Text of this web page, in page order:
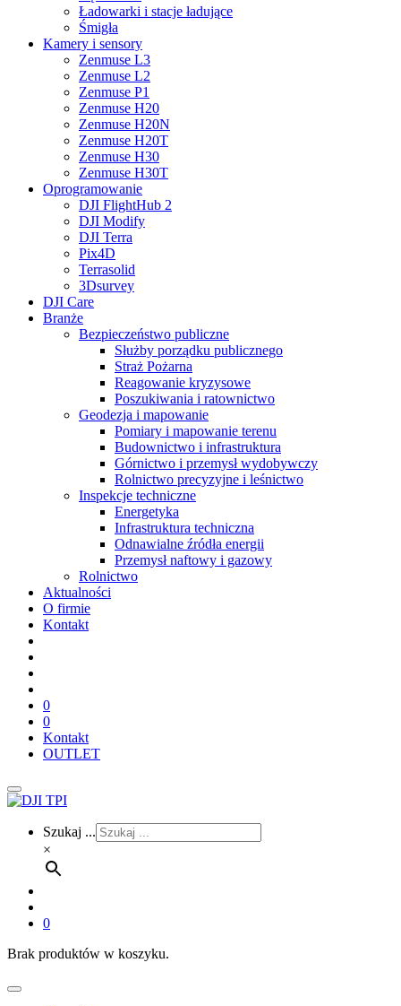
Ładowarki i stacje ładujące
Śmigła
Kamery i sensory
Zenmuse L3
Zenmuse L2
Zenmuse P1
Zenmuse H20
Zenmuse H20N
Zenmuse H20T
Zenmuse H30
Zenmuse H30T
Oprogramowanie
DJI FlightHub 2
DJI Modify
DJI Terra
Pix4D
Terrasolid
3Dsurvey
DJI Care
Branże
Bezpieczeństwo publiczne
Służby porządku publicznego
Straż Pożarna
Reagowanie kryzysowe
Poszukiwania i ratownictwo
Geodezja i mapowanie
Pomiary i mapowanie terenu
Budownictwo i infrastruktura
Górnictwo i przemysł wydobywczy
Rolnictwo precyzyjne i leśnictwo
Inspekcje techniczne
Energetyka
Infrastruktura techniczna
Odnawialne źródła energii
Przemysł naftowy i gazowy
Rolnictwo
Aktualności
O firmie
Kontakt
0
0
Kontakt
OUTLET
Szukaj ...
×
0
Brak produktów w koszyku.